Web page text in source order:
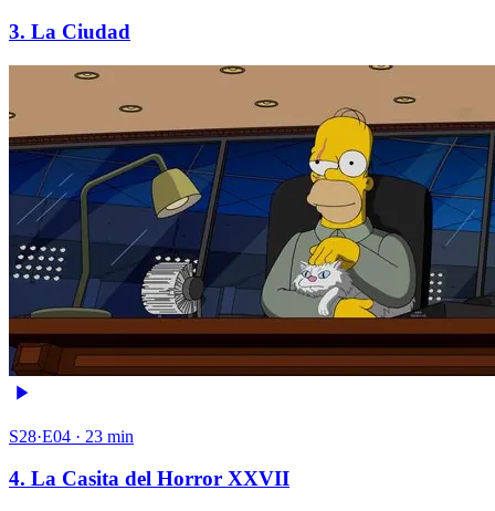
3. La Ciudad
S28·E04 · 23 min
4. La Casita del Horror XXVII